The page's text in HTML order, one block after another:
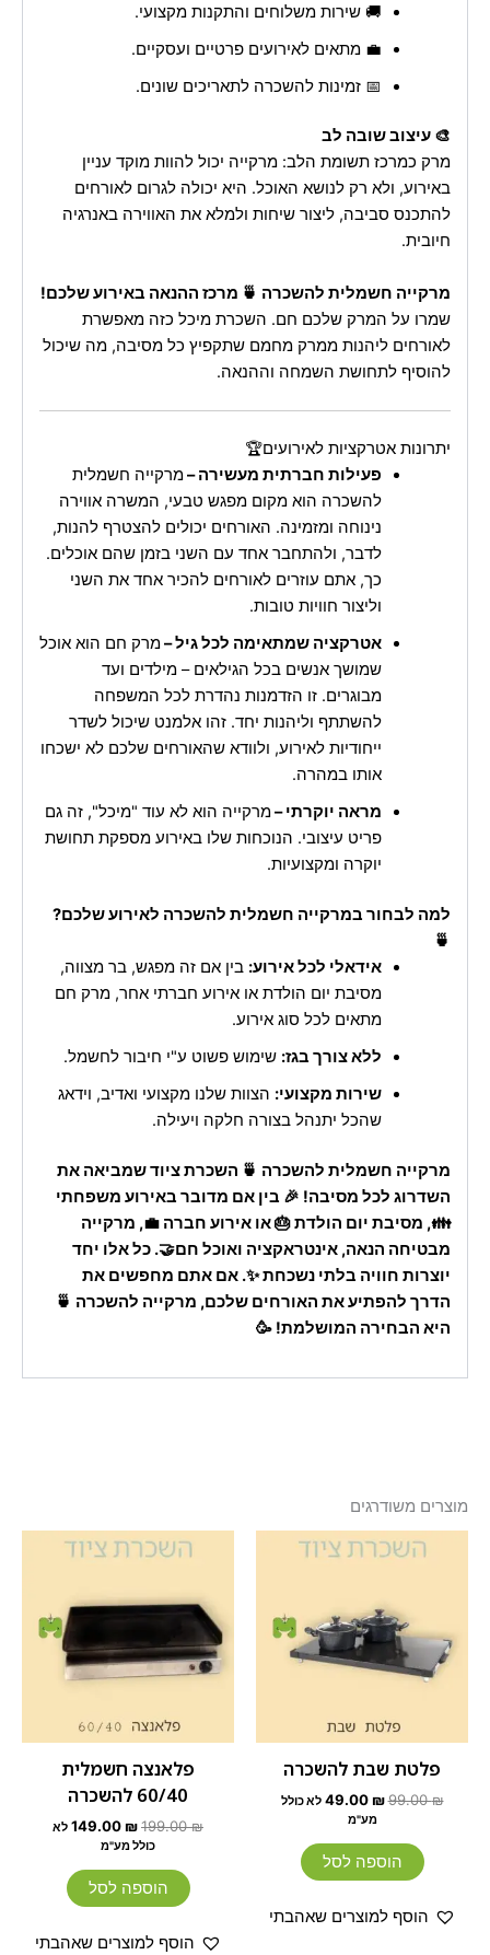
🚚 שירות משלוחים והתקנות מקצועי.
💼 מתאים לאירועים פרטיים ועסקיים.
📅 זמינות להשכרה לתאריכים שונים.
🎨 עיצוב שובה לב
מרק כמרכז תשומת הלב: מרקייה יכול להוות מוקד עניין
באירוע, ולא רק לנושא האוכל. היא יכולה לגרום לאורחים
להתכנס סביבה, ליצור שיחות ולמלא את האווירה באנרגיה
חיובית.
מרקייה חשמלית להשכרה 🍵 מרכז ההנאה באירוע שלכם!
שמרו על המרק שלכם חם. השכרת מיכל כזה מאפשרת
לאורחים ליהנות ממרק מחמם שתקפיץ כל מסיבה, מה שיכול
להוסיף לתחושת השמחה וההנאה.
יתרונות אטרקציות לאירועים🏆
פעילות חברתית מעשירה –מרקייה חשמלית
להשכרה הוא מקום מפגש טבעי, המשרה אווירה
נינוחה ומזמינה. האורחים יכולים להצטרף להנות,
לדבר, ולהתחבר אחד עם השני בזמן שהם אוכלים.
כך, אתם עוזרים לאורחים להכיר אחד את השני
וליצור חוויות טובות.
אטרקציה שמתאימה לכל גיל –מרק חם הוא אוכל
שמושך אנשים בכל הגילאים – מילדים ועד
מבוגרים. זו הזדמנות נהדרת לכל המשפחה
להשתתף וליהנות יחד. זהו אלמנט שיכול לשדר
ייחודיות לאירוע, ולוודא שהאורחים שלכם לא ישכחו
אותו במהרה.
מראה יוקרתי –מרקייה הוא לא עוד "מיכל", זה גם
פריט עיצובי. הנוכחות שלו באירוע מספקת תחושת
יוקרה ומקצועיות.
למה לבחור במרקייה חשמלית להשכרה לאירוע שלכם?
🍵
אידאלי לכל אירוע: בין אם זה מפגש, בר מצווה,
מסיבת יום הולדת או אירוע חברתי אחר, מרק חם
מתאים לכל סוג אירוע.
ללא צורך בגז: שימוש פשוט ע"י חיבור לחשמל.
שירות מקצועי: הצוות שלנו מקצועי ואדיב, וידאג
שהכל יתנהל בצורה חלקה ויעילה.
מרקייה חשמלית להשכרה 🍵 השכרת ציוד שמביאה את
השדרוג לכל מסיבה! 🎉 בין אם מדובר באירוע משפחתי
👪, מסיבת יום הולדת 🎂 או אירוע חברה 💼, מרקייה
מבטיחה הנאה, אינטראקציה ואוכל חם🤝. כל אלו יחד
יוצרות חוויה בלתי נשכחת ✨. אם אתם מחפשים את
הדרך להפתיע את האורחים שלכם, מרקייה להשכרה 🍵
היא הבחירה המושלמת! 🥳
מוצרים משודרגים
פלטת שבת להשכרה
99.00₪
המחיר
המקורי
49.00 ₪
המחיר
הנוכחי
לא כולל
מע"מ
הוספה לסל
הוסף למוצרים שאהבתי
פלאנצה חשמלית
60/40 להשכרה
199.00₪
המחיר
המקורי
149.00 ₪
המחיר
לא
כולל מע"מ
הוספה לסל
הוסף למוצרים שאהבתי